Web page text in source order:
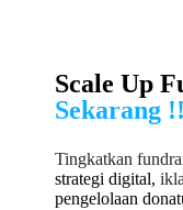
Scale Up
Sekarang
Tingkatkan
strategi digital,
pengelolaan